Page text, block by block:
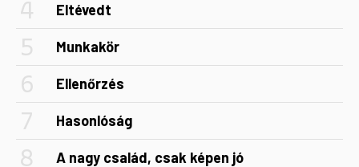
Eltévedt
Munkakör
Ellenőrzés
Hasonlóság
A nagy család, csak képen jó